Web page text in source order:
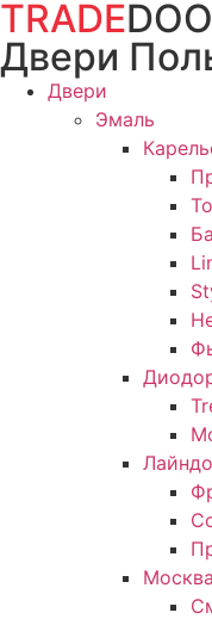
Перейти
к
содержимому
TRADE
Двери
Двери
Эмаль
Москва